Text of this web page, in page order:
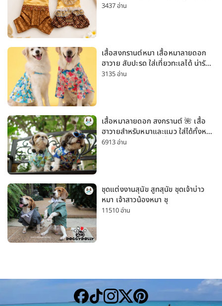
สงกรานต์ ลอยกระทง
3437 อ่าน
เสื้อสงกรานต์หมา เสื้อหมาลายดอก
ฮาวาย สับปะรด ใส่เที่ยวทะเลได้ น่ารัก
ใส่ได้ทั้งหมาเล็กและหมาใหญ่
3135 อ่าน
เสื้อหมาลายดอก สงกรานต์ 🌺 เสื้อ
ฮาวายสำหรับหมาและแมว ใส่ได้ทั้งหมา
เล็กและหมาใหญ่ ใส่เที่ยวทะเลน่ารัก
6913 อ่าน
ชุดแต่งงานสุนัข สูทสุนัข ชุดเจ้าบ่าว
หมา เจ้าสาวน้องหมา ชุ
11510 อ่าน